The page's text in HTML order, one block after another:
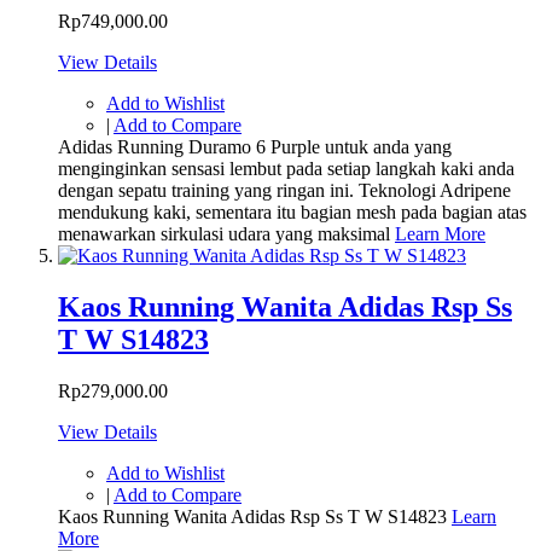
Rp749,000.00
View Details
Add to Wishlist
| Add to Compare
Adidas Running Duramo 6 Purple untuk anda yang
menginginkan sensasi lembut pada setiap langkah kaki anda
dengan sepatu training yang ringan ini. Teknologi Adripene
mendukung kaki, sementara itu bagian mesh pada bagian atas
menawarkan sirkulasi udara yang maksimal Learn More
Kaos Running Wanita Adidas Rsp Ss
T W S14823
Rp279,000.00
View Details
Add to Wishlist
| Add to Compare
Kaos Running Wanita Adidas Rsp Ss T W S14823 Learn
More